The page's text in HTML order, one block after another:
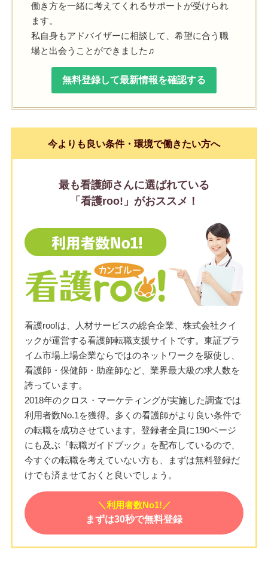
働き方を一緒に考えてくれるサポートが受けられ
ます。
私自身もアドバイザーに相談して、希望に合う職
場と出会うことができました♫
無料登録して最新情報を確認する
今よりも良い条件・環境で働きたい方へ
最も看護師さんに選ばれている
「看護roo!」がおススメ！
看護roo!は、人材サービスの総合企業、株式会社クイ
ックが運営する看護師転職支援サイトです。東証プラ
イム市場上場企業ならではのネットワークを駆使し、
看護師・保健師・助産師など、業界最大級の求人数を
誇っています。
2018年のクロス・マーケティングが実施した調査では
利用者数No.1を獲得。多くの看護師がより良い条件で
の転職を成功させています。登録者全員に190ページ
にも及ぶ『転職ガイドブック』を配布しているので、
今すぐの転職を考えていない方も、まずは無料登録だ
けでも済ませておくと良いでしょう。
＼利用者数No1!／
まずは30秒で無料登録